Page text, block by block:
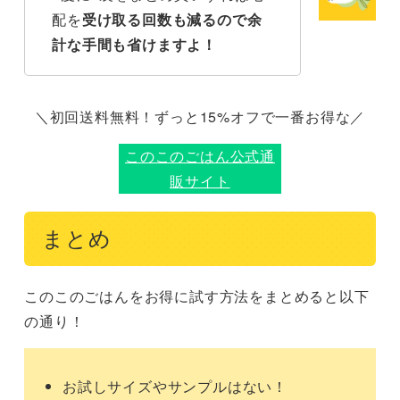
配を受け取る回数も減るので余
計な手間も省けますよ！
＼初回送料無料！ずっと15%オフで一番お得な／
このこのごはん公式通
販サイト
まとめ
このこのごはんをお得に試す方法をまとめると以下
の通り！
お試しサイズやサンプルはない！